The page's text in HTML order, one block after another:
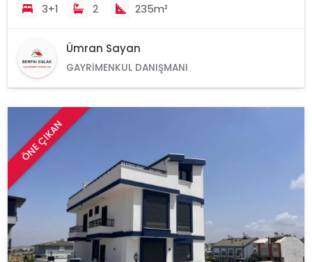
3+1 2 235m²
Ümran Sayan
GAYRIMENKUL DANIŞMANI
ÖNE ÇIKAN